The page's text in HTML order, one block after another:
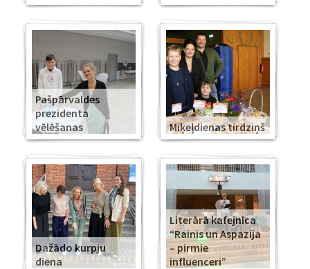
Pašpārvaldes
prezidenta
vēlēšanas
Miķeļdienas tirdziņš
Dažādo kurpju
diena
Literārā kafejnīca
“Rainis un Aspazija
– pirmie
influenceri”